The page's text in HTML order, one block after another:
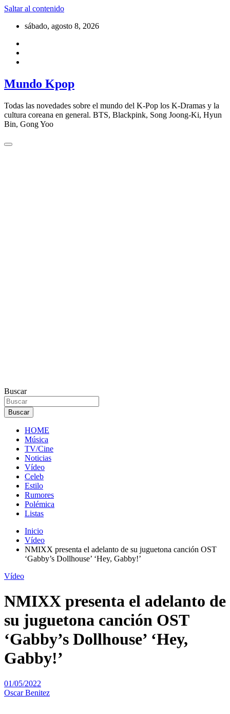
Saltar al contenido
sábado, agosto 8, 2026
Mundo Kpop
Todas las novedades sobre el mundo del K-Pop los K-Dramas y la
cultura coreana en general. BTS, Blackpink, Song Joong-Ki, Hyun
Bin, Gong Yoo
Buscar
Buscar
HOME
Música
TV/Cine
Noticias
Vídeo
Celeb
Estilo
Rumores
Polémica
Listas
Inicio
Vídeo
NMIXX presenta el adelanto de su juguetona canción OST
‘Gabby’s Dollhouse’ ‘Hey, Gabby!’
Vídeo
NMIXX presenta el adelanto de
su juguetona canción OST
‘Gabby’s Dollhouse’ ‘Hey,
Gabby!’
01/05/2022
Oscar Benitez